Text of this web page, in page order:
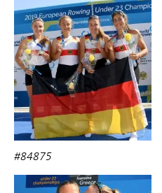
#84875